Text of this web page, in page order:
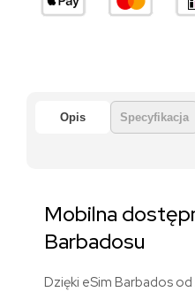
Opis Specyfikacja
Mobilna
Barbadosu
Dzięki eSim Barbados